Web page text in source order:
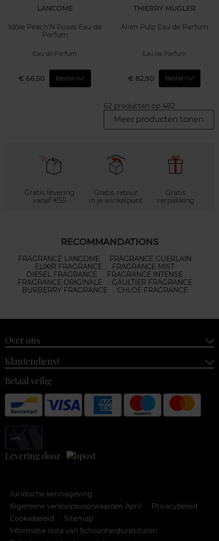
LANCOME
Idôle Peach'N Roses Eau de
Parfum
Eau de Parfum
€ 66,50 Bestel nu!
THIERRY MUGLER
Alien Pulp Eau de Parfum
Eau de Parfum
€ 82,90 Bestel nu!
62 producten op 482
Meer producten tonen
Gratis levering
vanaf €55
Gratis retour
in je winkelpunt
Gratis
verpakking
RECOMMANDATIONS
FRAGRANCE LANCOME
FRAGRANCE GUERLAIN
ELIXIR FRAGRANCE
FRAGRANCE MIST
DIESEL FRAGRANCE
FRAGRANCE INTENSE
FRAGRANCE ORIGINALE
GAULTIER FRAGRANCE
BURBERRY FRAGRANCE
CHLOE FRAGRANCE
Over ons
Klantendienst
Betaal veilig
Levering door
Juridische kennisgeving
Algemene verkoopsvoorwaarden April
Privacybeleid
Cookiebeleid
Sitemap
Informatie nota van Schoonheidsinstituten